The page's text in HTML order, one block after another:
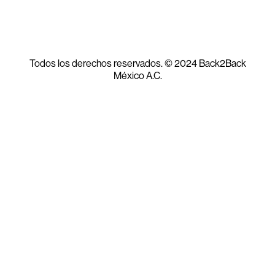
Todos los derechos reservados. © 2024 Back2Back
México A.C.